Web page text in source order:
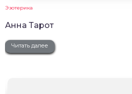
Эзотерика
Анна Тарот
Читать далее